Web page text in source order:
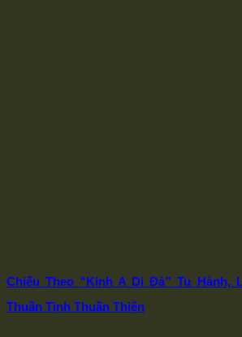
Chiếu Theo “Kinh A Di Đà” Tu Hành,
Thuần Tịnh Thuần Thiện